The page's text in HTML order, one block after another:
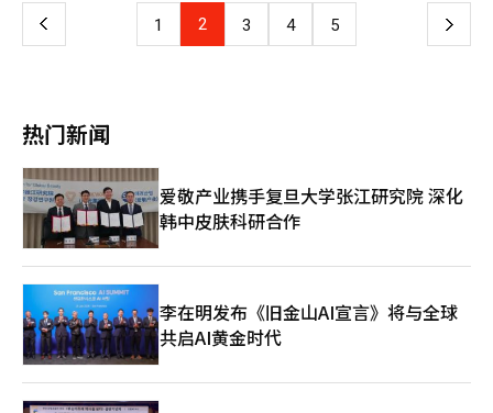
中东战争影响的中小企业数量每周增加。根据中小企业部的统计，
已收到733起相关报告，其中547起为“受损及困难”，比上周增
安全网的建立比以往任何时候都更为紧迫。”※ 本报道经人工智
知超过男性。性别间的认知差异尤为明显，尤其在年轻群体中。18
至29岁女性中，68%认为社会对男性更友好，而40岁以下男性
其在年轻一代中更为突出。※ 本报道经人工智能（AI）系统翻译与
编辑。
上 1 2 3 4 5 下
热门新闻
爱敬产业携手复旦大学张江研究院 深化
韩中皮肤科研合作
李在明发布《旧金山AI宣言》将与全球
共启AI黄金时代